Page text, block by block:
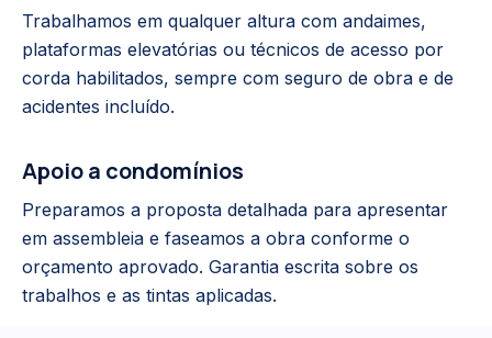
Trabalhamos em qualquer altura com andaimes,
plataformas elevatórias ou técnicos de acesso por
corda habilitados, sempre com seguro de obra e de
acidentes incluído.
Apoio a condomínios
Preparamos a proposta detalhada para apresentar
em assembleia e faseamos a obra conforme o
orçamento aprovado. Garantia escrita sobre os
trabalhos e as tintas aplicadas.